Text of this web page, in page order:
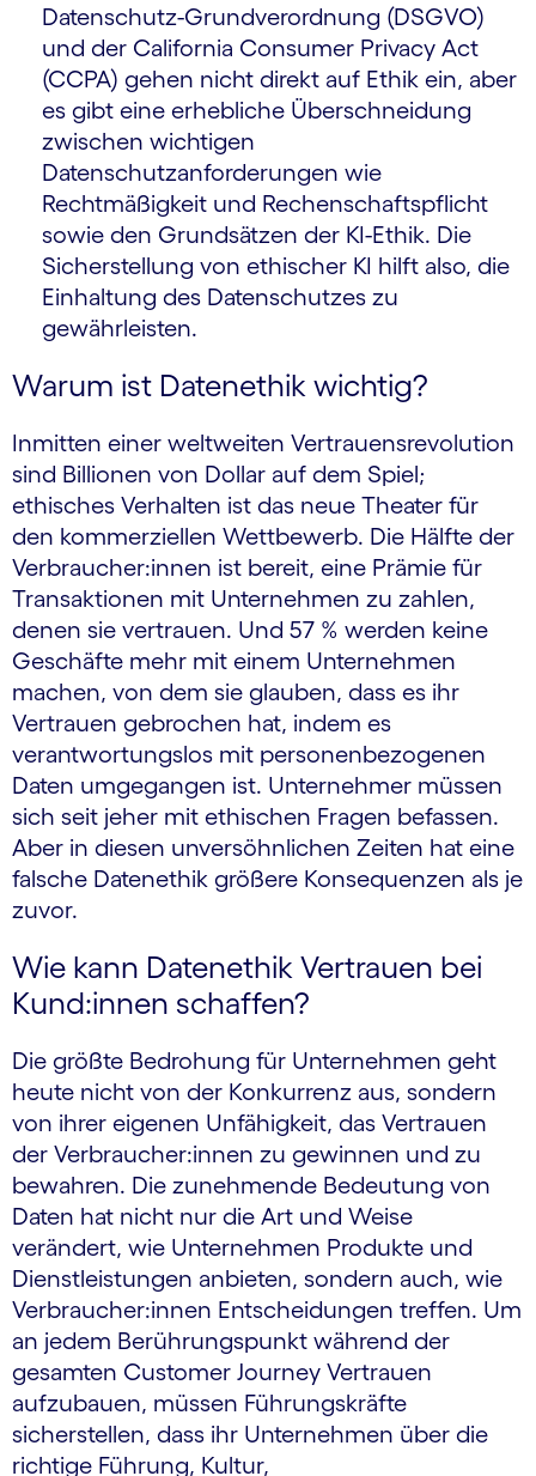
Datenschutz-Grundverordnung (DSGVO)
und der California Consumer Privacy Act
(CCPA) gehen nicht direkt auf Ethik ein, aber
es gibt eine erhebliche Überschneidung
zwischen wichtigen
Datenschutzanforderungen wie
Rechtmäßigkeit und Rechenschaftspflicht
sowie den Grundsätzen der KI-Ethik. Die
Sicherstellung von ethischer KI hilft also, die
Einhaltung des Datenschutzes zu
gewährleisten.
Warum ist Datenethik wichtig?
Inmitten einer weltweiten Vertrauensrevolution
sind Billionen von Dollar auf dem Spiel;
ethisches Verhalten ist das neue Theater für
den kommerziellen Wettbewerb. Die Hälfte der
Verbraucher:innen ist bereit, eine Prämie für
Transaktionen mit Unternehmen zu zahlen,
denen sie vertrauen. Und 57 % werden keine
Geschäfte mehr mit einem Unternehmen
machen, von dem sie glauben, dass es ihr
Vertrauen gebrochen hat, indem es
verantwortungslos mit personenbezogenen
Daten umgegangen ist. Unternehmer müssen
sich seit jeher mit ethischen Fragen befassen.
Aber in diesen unversöhnlichen Zeiten hat eine
falsche Datenethik größere Konsequenzen als je
zuvor.
Wie kann Datenethik Vertrauen bei
Kund:innen schaffen?
Die größte Bedrohung für Unternehmen geht
heute nicht von der Konkurrenz aus, sondern
von ihrer eigenen Unfähigkeit, das Vertrauen
der Verbraucher:innen zu gewinnen und zu
bewahren. Die zunehmende Bedeutung von
Daten hat nicht nur die Art und Weise
verändert, wie Unternehmen Produkte und
Dienstleistungen anbieten, sondern auch, wie
Verbraucher:innen Entscheidungen treffen. Um
an jedem Berührungspunkt während der
gesamten Customer Journey Vertrauen
aufzubauen, müssen Führungskräfte
sicherstellen, dass ihr Unternehmen über die
richtige Führung, Kultur,